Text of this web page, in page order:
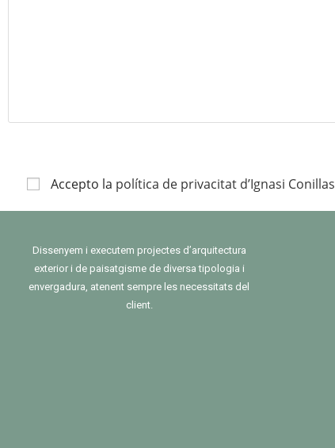
Accepto la política de privacitat d’Ignasi Conillas
Dissenyem i executem projectes d’arquitectura
exterior i de paisatgisme de diversa tipologia i
envergadura, atenent sempre les necessitats del
client.